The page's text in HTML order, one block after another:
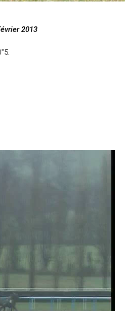
2013